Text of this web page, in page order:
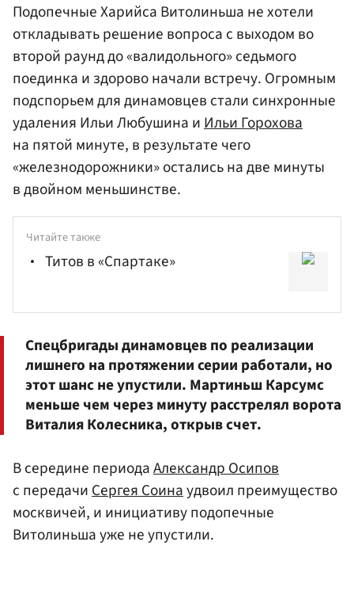
Подопечные Харийса Витолиньша не хотели
откладывать решение вопроса с выходом во
второй раунд до «валидольного» седьмого
поединка и здорово начали встречу. Огромным
подспорьем для динамовцев стали синхронные
удаления Ильи Любушина иИльи Горохова
на пятой минуте, в результате чего
«железнодорожники» остались на две минуты
в двойном меньшинстве.
Читайте также
Титов в «Спартаке»
Спецбригады динамовцев по реализации
лишнего на протяжении серии работали, но
этот шанс не упустили. Мартиньш Карсумс
меньше чем через минуту расстрелял ворота
Виталия Колесника, открыв счет.
В середине периодаАлександр Осипов
с передачиСергея Соинаудвоил преимущество
москвичей, и инициативу подопечные
Витолиньша уже не упустили.